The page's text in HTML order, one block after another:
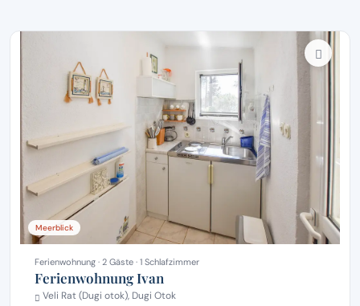
Meerblick
Ferienwohnung · 2 Gäste · 1 Schlafzimmer
Ferienwohnung Ivan
Veli Rat (Dugi otok), Dugi Otok